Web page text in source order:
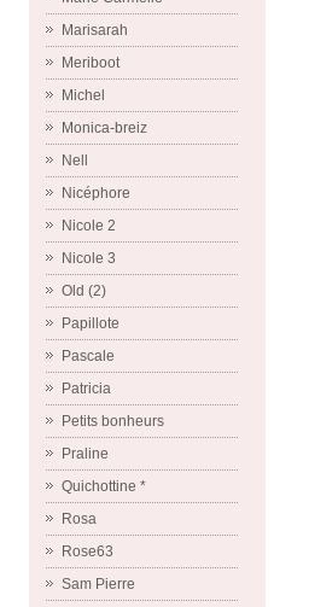
Marisarah
Meriboot
Michel
Monica-breiz
Nell
Nicéphore
Nicole 2
Nicole 3
Old (2)
Papillote
Pascale
Patricia
Petits bonheurs
Praline
Quichottine *
Rosa
Rose63
Sam Pierre